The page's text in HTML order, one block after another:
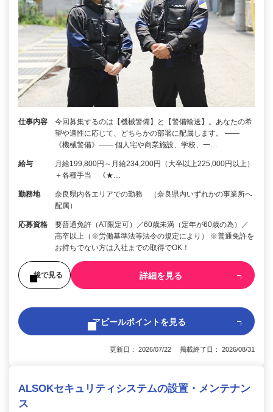
仕事内容
今回募集するのは【機械警備】と【警備輸送】。あなたの希
望や適性に応じて、どちらかの部署に配属します。 ――
《機械警備》―― 個人宅や商業施設、学校、一…
給与
月給199,800円～月給234,200円（大卒以上225,000円以上）
＋各種手当 《★…
勤務地
奈良県内各エリアでの勤務 （奈良県内いずれかの事業所へ
配属）
応募資格
要普通免許（AT限定可）／60歳未満（定年が60歳の為）／
高卒以上（※労働基準法等法令の規定により） ※普通免許を
お持ちでない方は入社までの取得でOK！
後で見る 詳細を見る
アピールポイントを見る
更新日： 2026/07/22 掲載終了日： 2026/08/31
ALSOKセキュリティシステムの設置・メンテナン
ス